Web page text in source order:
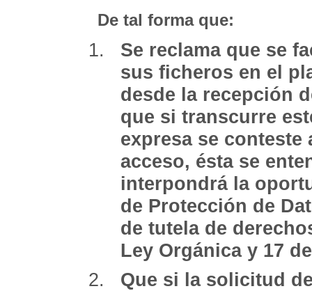
De tal forma que:
Se reclama que se
sus ficheros en el
desde la recepción
que si transcurre
expresa se
acceso, ésta se
interpondrá la
de Protección de
de tutela de
Ley Orgánica y 17
Que si la solicitud